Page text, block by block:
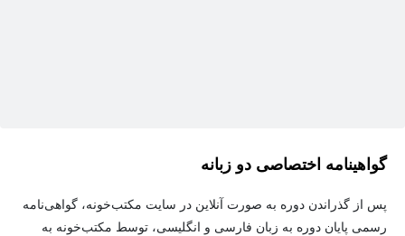
گواهینامه اختصاصی دو زبانه
پس از گذراندن دوره به صورت آنلاین در سایت مکتب‌خونه، گواهی‌نامه
رسمی پایان دوره به زبان فارسی و انگلیسی، توسط مکتب‌خونه به